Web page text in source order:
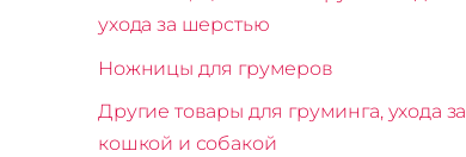
ухода за шерстью
Ножницы для грумеров
Другие товары для груминга, ухода за
кошкой и собакой